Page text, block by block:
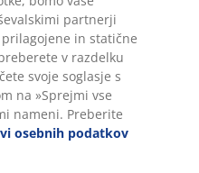
partnerji
prilagojene in statične
v razdelku
svoje soglasje s
na »Sprejmi vse
nameni. Preberite
osebnih podatkov